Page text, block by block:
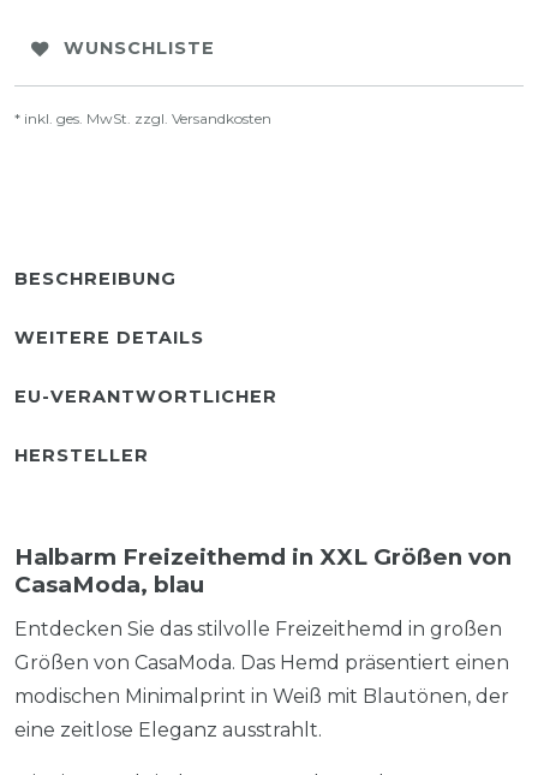
WUNSCHLISTE
* inkl. ges. MwSt. zzgl. Versandkosten
BESCHREIBUNG
WEITERE DETAILS
EU-VERANTWORTLICHER
HERSTELLER
Halbarm Freizeithemd in XXL Größen von
CasaModa, blau
Entdecken Sie das stilvolle Freizeithemd in großen
Größen von CasaModa. Das Hemd präsentiert einen
modischen Minimalprint in Weiß mit Blautönen, der
eine zeitlose Eleganz ausstrahlt.